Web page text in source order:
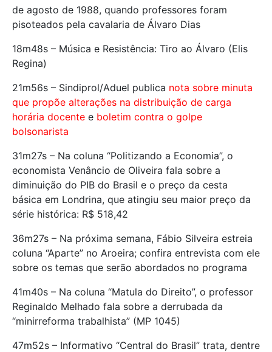
de agosto de 1988, quando professores foram
pisoteados pela cavalaria de Álvaro Dias
18m48s – Música e Resistência: Tiro ao Álvaro (Elis
Regina)
21m56s – Sindiprol/Aduel publica nota sobre minuta
que propõe alterações na distribuição de carga
horária docente e boletim contra o golpe
bolsonarista
31m27s – Na coluna “Politizando a Economia”, o
economista Venâncio de Oliveira fala sobre a
diminuição do PIB do Brasil e o preço da cesta
básica em Londrina, que atingiu seu maior preço da
série histórica: R$ 518,42
36m27s – Na próxima semana, Fábio Silveira estreia
coluna “Aparte” no Aroeira; confira entrevista com ele
sobre os temas que serão abordados no programa
41m40s – Na coluna “Matula do Direito”, o professor
Reginaldo Melhado fala sobre a derrubada da
“minirreforma trabalhista” (MP 1045)
47m52s – Informativo “Central do Brasil” trata, dentre